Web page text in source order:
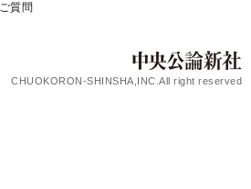
質問
CHUOKORON-SHINSHA,INC.All right reserved